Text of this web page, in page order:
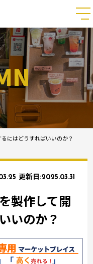
にはどうすればいいのか？
更新日:2025.03.31
製作して開
いのか？